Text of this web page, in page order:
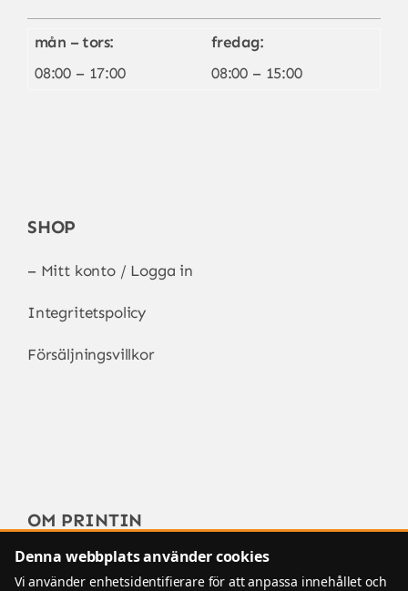
mån – tors:
fredag:
08:00 – 17:00
08:00 – 15:00
SHOP
– Mitt konto / Logga in
Integritetspolicy
Försäljningsvillkor
OM PRINTIN
FAQ – Vanliga frågor
Denna webbplats använder cookies
Vi använder enhetsidentifierare för att anpassa innehållet och